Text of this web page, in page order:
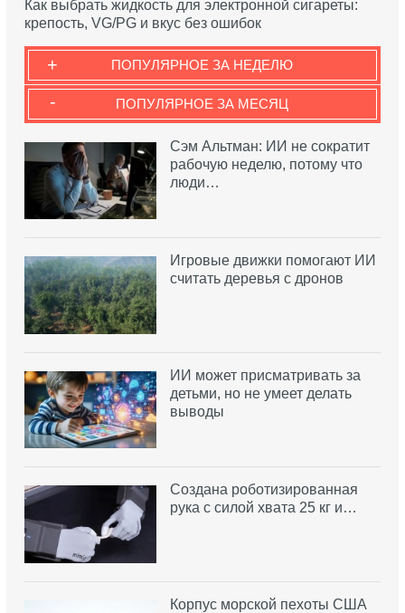
Как выбрать жидкость для электронной сигареты:
крепость, VG/PG и вкус без ошибок
ПОПУЛЯРНОЕ ЗА НЕДЕЛЮ
+
ПОПУЛЯРНОЕ ЗА МЕСЯЦ
-
Сэм Альтман: ИИ не сократит
рабочую неделю, потому что
люди…
Игровые движки помогают ИИ
считать деревья с дронов
ИИ может присматривать за
детьми, но не умеет делать
выводы
Создана роботизированная
рука с силой хвата 25 кг и…
Корпус морской пехоты США